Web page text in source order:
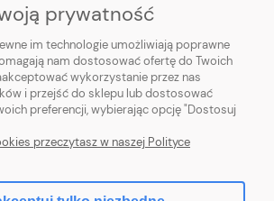
prywatność
im technologie umożliwiają poprawne
nam dostosować ofertę do Twoich
wykorzystanie przez nas
i przejść do sklepu lub dostosować
preferencji, wybierając opcję "Dostosuj
przeczytasz w naszej Polityce